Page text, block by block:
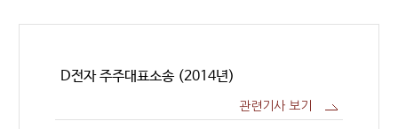
D전자 주주대표소송 (2014년)
관련기사 보기